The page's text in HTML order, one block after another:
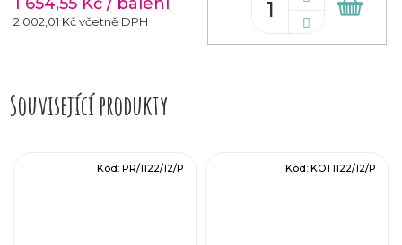
1 654,55 Kč / balení
2 002,01 Kč včetně DPH
Související produkty
Kód: PR/1122/12/P Kód: KOT1122/12/P